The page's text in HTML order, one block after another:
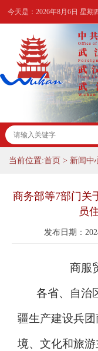
今天是：2026年8月6日 星期
当前位置:首页 > 新闻中
商务部等7部门关
员
发布日期：
商服
各省、自治
疆生产建设兵
境、文化和旅